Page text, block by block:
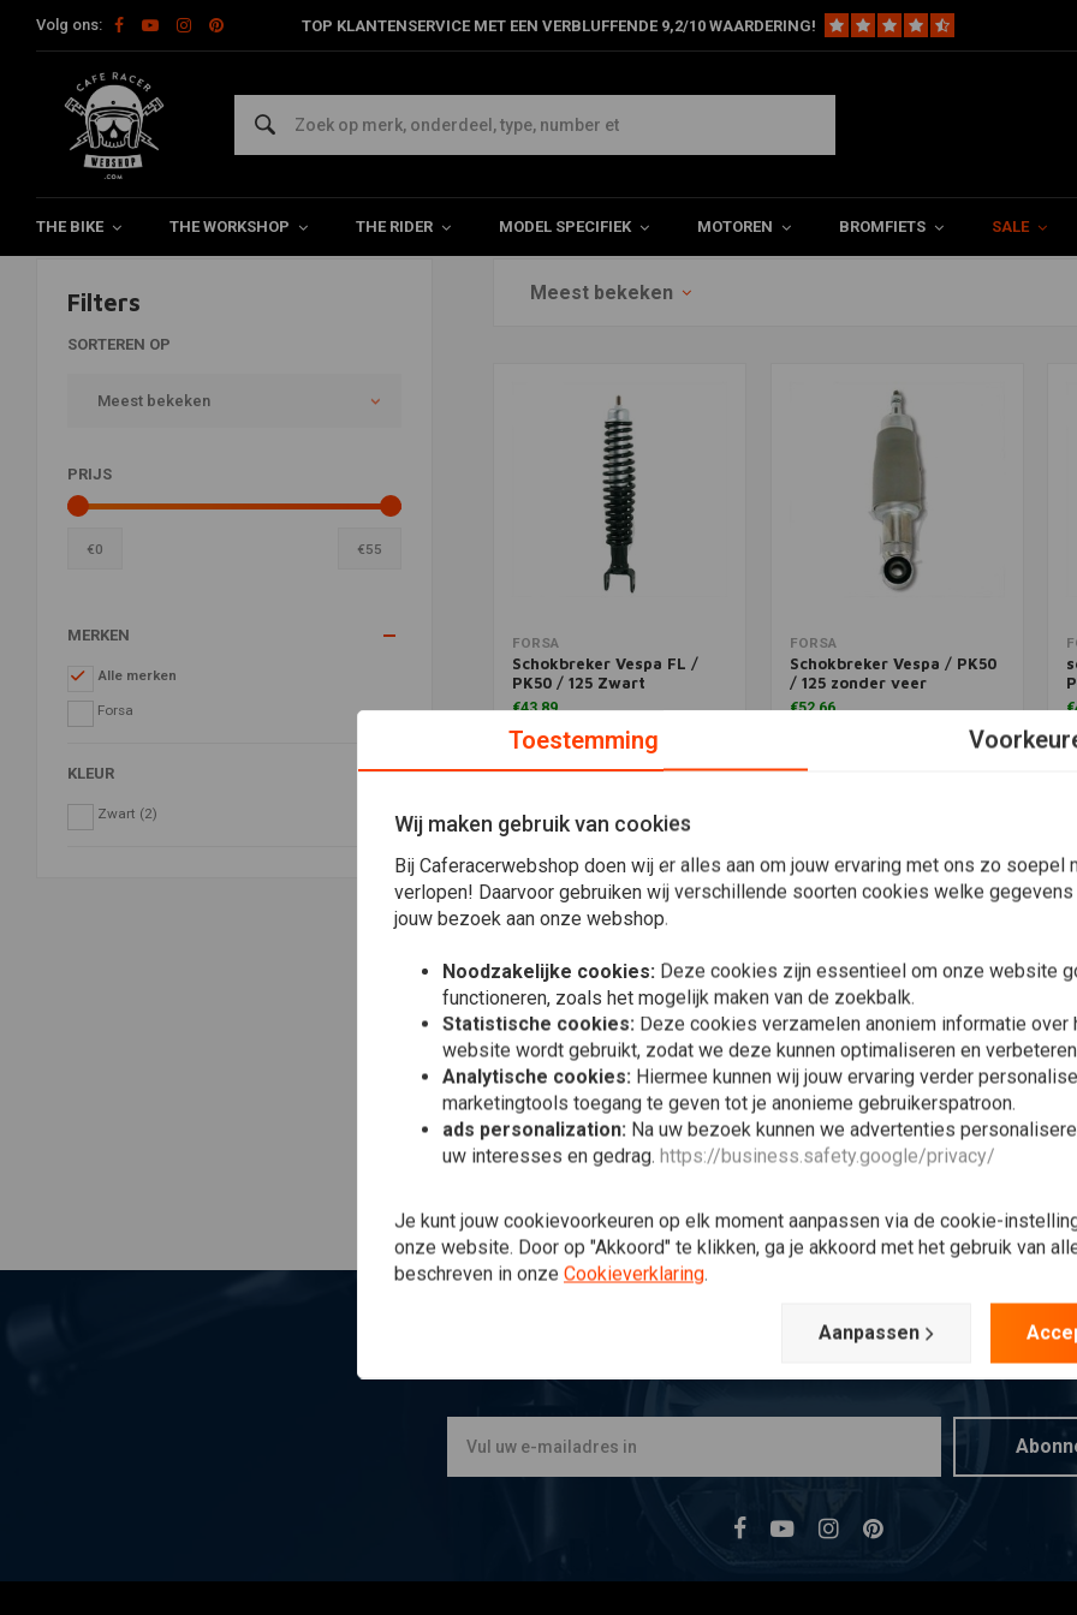
Volg ons: TOP KLANTENSERVICE MET EEN VERBLUFFENDE 9,2/10 WAARDERING!
THE BIKE THE WORKSHOP THE RIDER MODEL SPECIFIEK MOTOREN BROMFIETS SALE
Forsa
Home Merken Forsa
Filters
SORTEREN OP
Meest bekeken
PRIJS
€0 €55
MERKEN
Alle merken
Forsa
KLEUR
Zwart (2)
Meest bekeken
Toevoegen aan winkelwagen
FORSA
Schokbreker Vespa FL /
PK50 / 125 Zwart
€43,89
Verlanglijst
Toevoegen aan winkelwagen
FORSA
Schokbreker Vespa / PK50
/ 125 zonder veer
€52,66
Meest bekeken
Op de hoogte blijven?
Toestemming
Wij maken gebruik van cookies
Bij Caferacerwebshop doen wij er alles aan om jouw ervaring met ons zo soepel
verlopen! Daarvoor gebruiken wij verschillende soorten cookies welke
jouw bezoek aan onze webshop.
Noodzakelijke cookies: Deze cookies zijn essentieel om onze website
functioneren, zoals het mogelijk maken van de zoekbalk.
Statistische cookies: Deze cookies verzamelen anoniem informatie over
website wordt gebruikt, zodat we deze kunnen optimaliseren en
Analytische cookies: Hiermee kunnen wij jouw ervaring verder
marketingtools toegang te geven tot je anonieme gebruikerspatroon.
ads personalization: Na uw bezoek kunnen we advertenties
uw interesses en gedrag. https://business.safety.google/privacy/
Je kunt jouw cookievoorkeuren op elk moment aanpassen via de cookie-
onze website. Door op "Akkoord" te klikken, ga je akkoord met het gebruik van
beschreven in onze Cookieverklaring.
Aanpassen